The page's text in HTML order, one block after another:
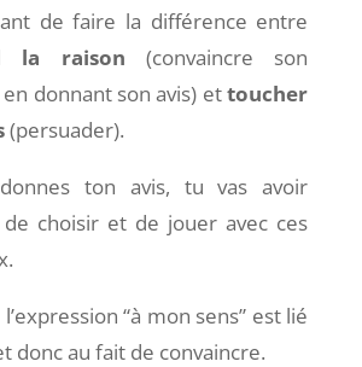
de faire la différence entre
la raison (convaincre son
donnant son avis) ettoucher
(persuader).
ton avis, tu vas avoir
de choisir et de jouer avec ces
“à mon sens” est lié
donc au fait de convaincre.